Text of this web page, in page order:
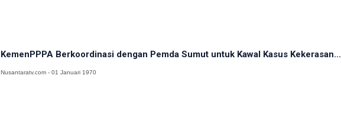
KemenPPPA Berkoordinasi dengan Pemda Sumut untuk Kawal Kasus Kekerasan...
Nusantaratv.com - 01 Januari 1970